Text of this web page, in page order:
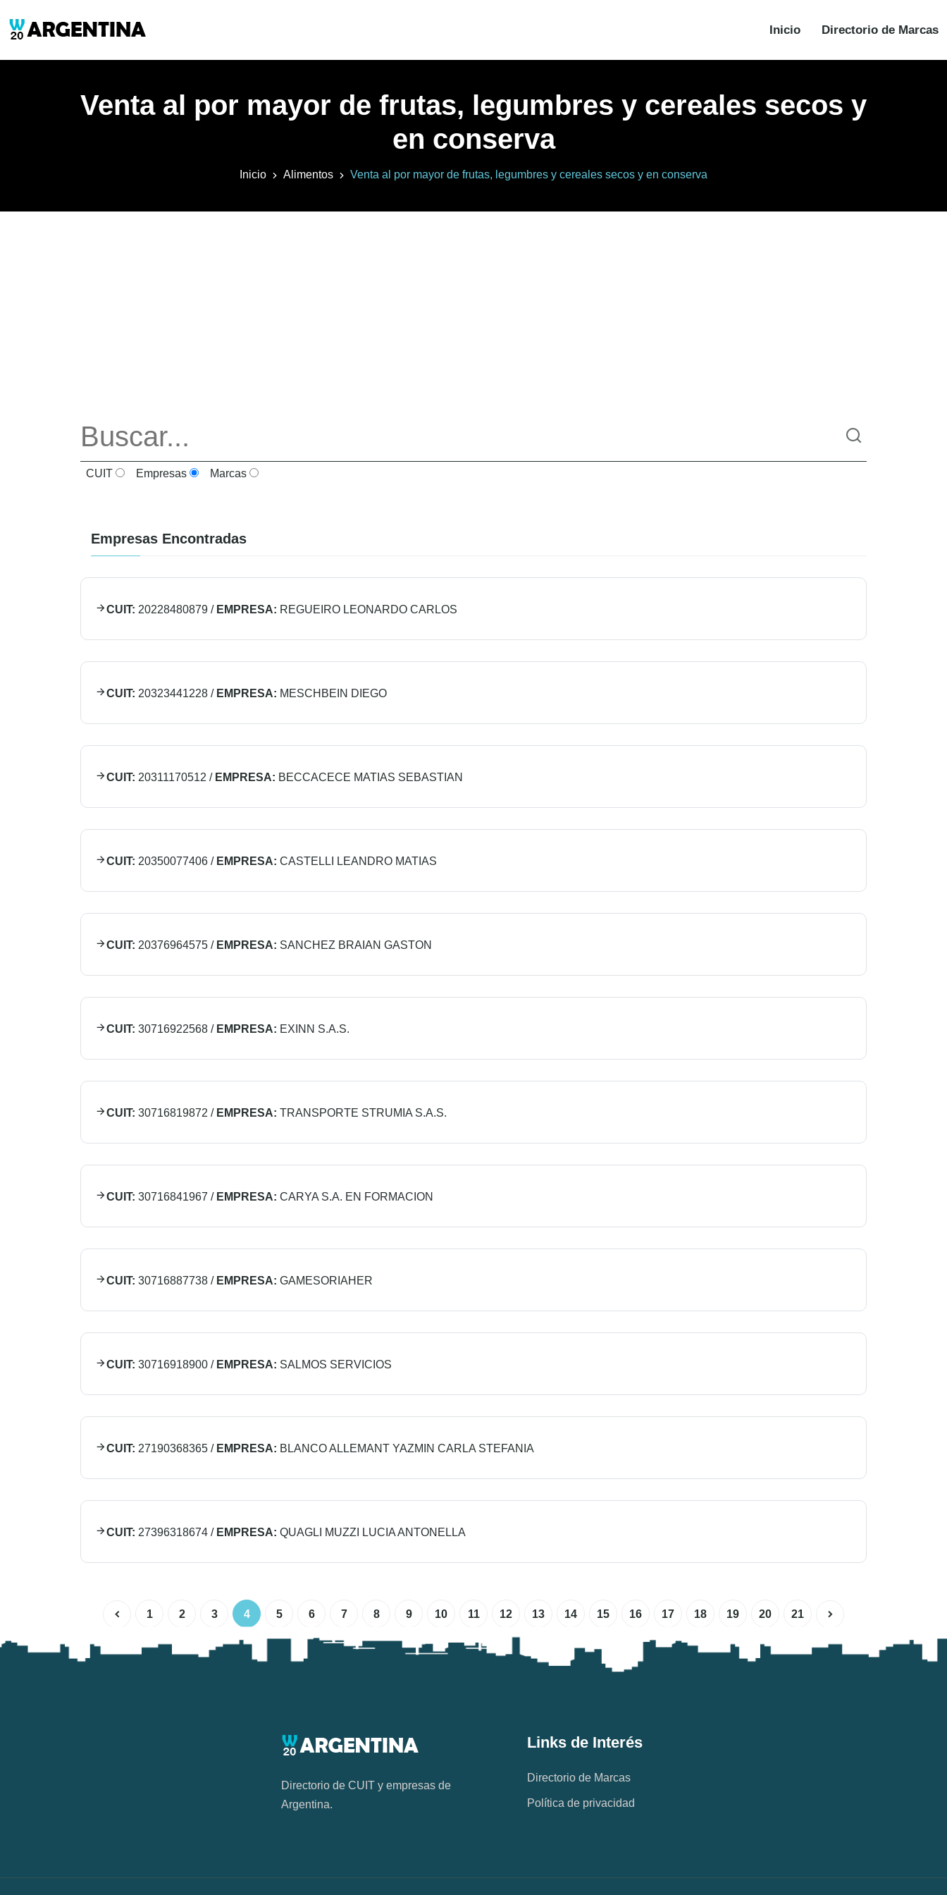
Inicio Directorio de Marcas
Venta al por mayor de frutas, legumbres y cereales secos y
en conserva
Inicio Alimentos Venta al por mayor de frutas, legumbres y cereales secos y en conserva
CUIT Empresas Marcas
Empresas Encontradas
CUIT: 20228480879 / EMPRESA: REGUEIRO LEONARDO CARLOS
CUIT: 20323441228 / EMPRESA: MESCHBEIN DIEGO
CUIT: 20311170512 / EMPRESA: BECCACECE MATIAS SEBASTIAN
CUIT: 20350077406 / EMPRESA: CASTELLI LEANDRO MATIAS
CUIT: 20376964575 / EMPRESA: SANCHEZ BRAIAN GASTON
CUIT: 30716922568 / EMPRESA: EXINN S.A.S.
CUIT: 30716819872 / EMPRESA: TRANSPORTE STRUMIA S.A.S.
CUIT: 30716841967 / EMPRESA: CARYA S.A. EN FORMACION
CUIT: 30716887738 / EMPRESA: GAMESORIAHER
CUIT: 30716918900 / EMPRESA: SALMOS SERVICIOS
CUIT: 27190368365 / EMPRESA: BLANCO ALLEMANT YAZMIN CARLA STEFANIA
CUIT: 27396318674 / EMPRESA: QUAGLI MUZZI LUCIA ANTONELLA
1 2 3 4 5 6 7 8 9 10 11 12 13 14 15 16 17 18 19 20 21
Directorio de CUIT y empresas de
Argentina.
Links de Interés
Directorio de Marcas
Política de privacidad